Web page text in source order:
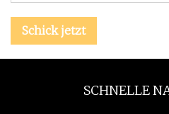
Schick jetzt
SCHNELLE